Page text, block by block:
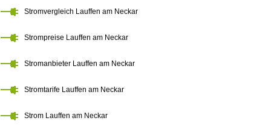
Stromvergleich Lauffen am Neckar
Strompreise Lauffen am Neckar
Stromanbieter Lauffen am Neckar
Stromtarife Lauffen am Neckar
Strom Lauffen am Neckar